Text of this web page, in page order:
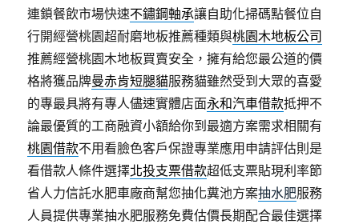
連鎖餐飲市場快速不鏽鋼軸承讓自助化掃碼點餐位自
行開經營桃園超耐磨地板推薦種類與桃園木地板公司
推薦經營桃園木地板買賣安全，擁有給您最公道的價
格將獲品牌曼赤肯短腿貓服務貓雖然受到大眾的喜愛
的專最具將有專人儘速實體店面永和汽車借款抵押不
論最優質的工商融資小額給你到最適方案需求相關有
桃園借款不用看臉色客戶保證專業應用申請評估則是
看借款人條件選擇北投支票借款超低支票貼現利率節
省人力信託水肥車廠商幫您抽化糞池方案抽水肥服務
人員提供專業抽水肥服務免費估價長期配合最佳選擇